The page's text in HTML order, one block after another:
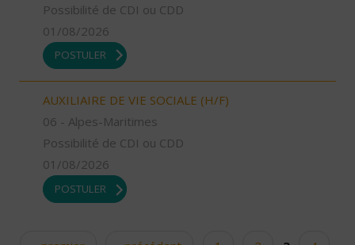
Possibilité de CDI ou CDD
01/08/2026
POSTULER
AUXILIAIRE DE VIE SOCIALE (H/F)
06 - Alpes-Maritimes
Possibilité de CDI ou CDD
01/08/2026
POSTULER